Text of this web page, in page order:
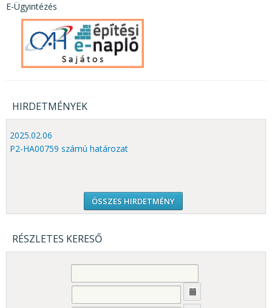
E-Ügyintézés
HIRDETMÉNYEK
2025.02.06
P2-HA00759 számú határozat
ÖSSZES HIRDETMÉNY
RÉSZLETES KERESŐ